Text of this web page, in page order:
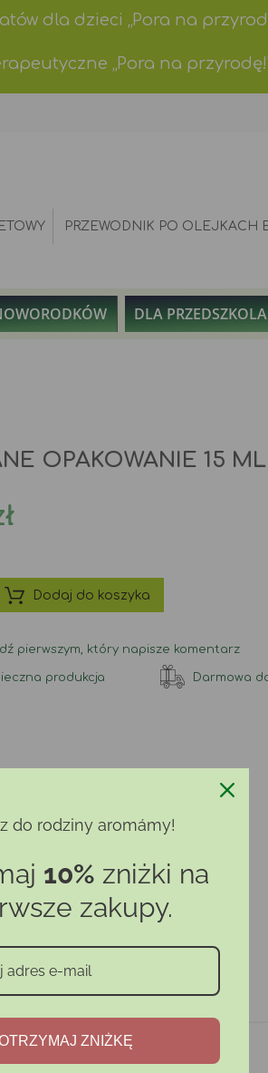
dla dzieci „Pora na
„Pora na
PRZEWODNIK PO OLEJKACH
DLA
OPAKOWANIE 15 ML
Dodaj do koszyka
pierwszym, który napisze komentarz
produkcja Darmowa
do rodziny aromámy!
10% zniżki na
zakupy.
ZNIŻKĘ